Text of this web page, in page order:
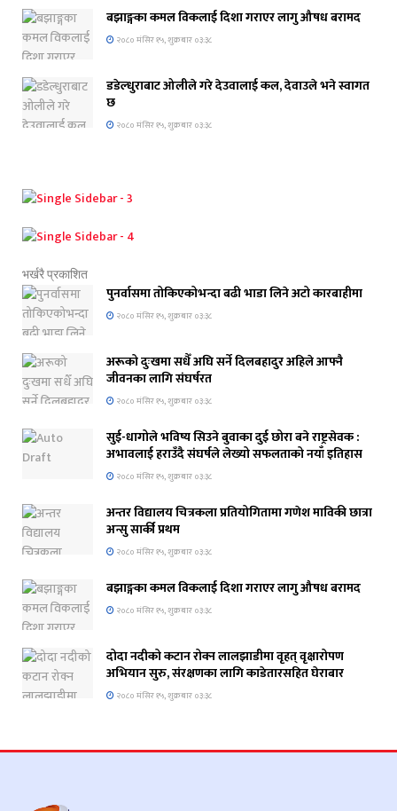
बझाङ्गका कमल विकलाई दिशा गराएर लागु औषध बरामद
२०८० मंसिर १५, शुक्रबार ०३:३८
डडेल्धुराबाट ओलीले गरे देउवालाई कल, देवाउले भने स्वागत
छ
२०८० मंसिर १५, शुक्रबार ०३:३८
भर्खरै प्रकाशित
पुनर्वासमा तोकिएकोभन्दा बढी भाडा लिने अटो कारबाहीमा
२०८० मंसिर १५, शुक्रबार ०३:३८
अरूको दुःखमा सधैँ अघि सर्ने दिलबहादुर अहिले आफ्नै
जीवनका लागि संघर्षरत
२०८० मंसिर १५, शुक्रबार ०३:३८
सुई-धागोले भविष्य सिउने बुवाका दुई छोरा बने राष्ट्रसेवक :
अभावलाई हराउँदै संघर्षले लेख्यो सफलताको नयाँ इतिहास
२०८० मंसिर १५, शुक्रबार ०३:३८
अन्तर विद्यालय चित्रकला प्रतियोगितामा गणेश माविकी छात्रा
अन्सु सार्की प्रथम
२०८० मंसिर १५, शुक्रबार ०३:३८
बझाङ्गका कमल विकलाई दिशा गराएर लागु औषध बरामद
२०८० मंसिर १५, शुक्रबार ०३:३८
दोदा नदीको कटान रोक्न लालझाडीमा वृहत् वृक्षारोपण
अभियान सुरु, संरक्षणका लागि काडेतारसहित घेराबार
२०८० मंसिर १५, शुक्रबार ०३:३८